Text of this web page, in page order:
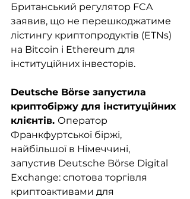
Британський регулятор FCA
заявив, що не перешкоджатиме
лістингу криптопродуктів (ETNs)
на Bitcoin і Ethereum для
інституційних інвесторів.
Deutsche Börse запустила
криптобіржу для інституційних
клієнтів. Оператор
Франкфуртської біржі,
найбільшої в Німеччині,
запустив Deutsche Börse Digital
Exchange: спотова торгівля
криптоактивами для